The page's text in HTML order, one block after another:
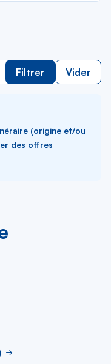
Filtrer Vider
(origine et/ou
des offres